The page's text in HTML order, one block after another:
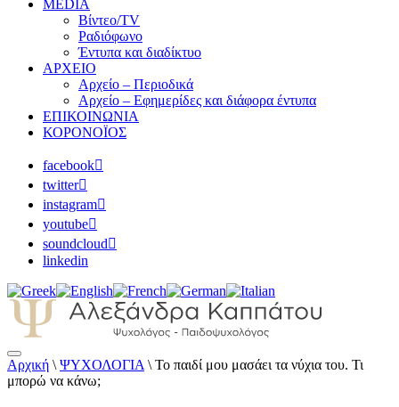
MEDIA
Βίντεο/TV
Ραδιόφωνο
Έντυπα και διαδίκτυο
ΑΡΧΕΙΟ
Αρχείο – Περιοδικά
Αρχείο – Εφημερίδες και διάφορα έντυπα
ΕΠΙΚΟΙΝΩΝΙΑ
ΚΟΡΟΝΟΪΟΣ
facebook
twitter
instagram
youtube
soundcloud
linkedin
Αλεξάνδρα Καππάτου Ψυχολόγος –
Παιδοψυχολόγος
Αρχική \ ΨΥΧΟΛΟΓΙΑ \ Το παιδί μου μασάει τα νύχια του. Τι
μπορώ να κάνω;